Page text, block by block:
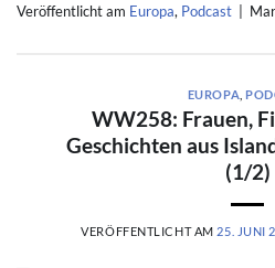
Veröffentlicht am Europa, Podcast
EUROPA
WW258: Frauen,
Geschichten aus
(1/2)
VERÖFFENTLICHT AM 25. JUNI